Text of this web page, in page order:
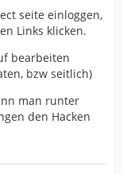
seite einloggen,
Links klicken.
bearbeiten
bzw seitlich)
man runter
den Hacken